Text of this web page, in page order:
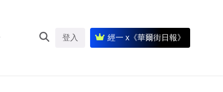
登入 經一 x《華爾街日報》